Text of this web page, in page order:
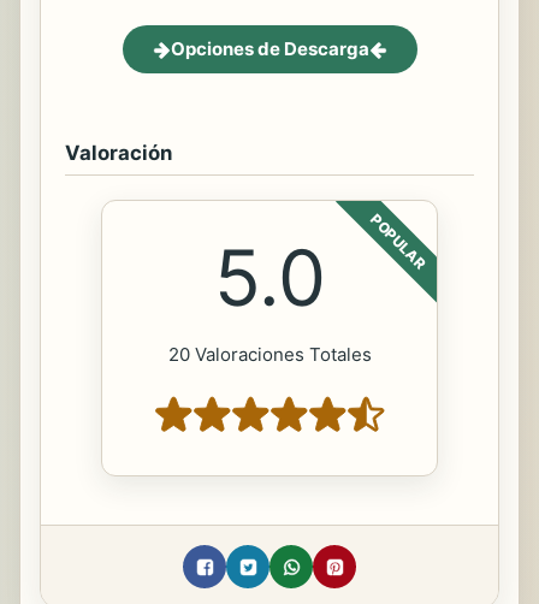
Opciones de Descarga
Valoración
POPULAR
5.0
20 Valoraciones Totales